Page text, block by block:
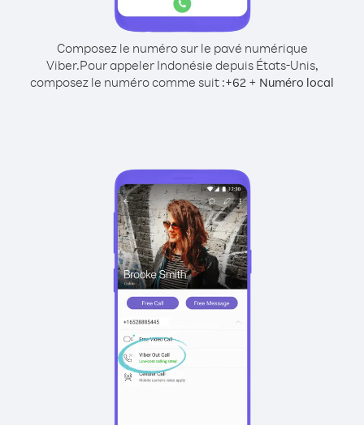
Composez le numéro sur le pavé numérique
Viber.Pour appeler Indonésie depuis États-Unis,
composez le numéro comme suit :+62 + Numéro local